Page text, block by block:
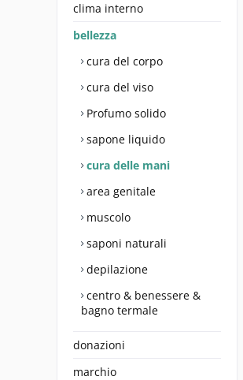
clima interno
bellezza
cura del corpo
cura del viso
Profumo solido
sapone liquido
cura delle mani
area genitale
muscolo
saponi naturali
depilazione
centro & benessere &
bagno termale
donazioni
marchio